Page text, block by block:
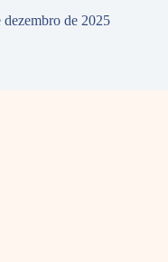
dezembro de 2025